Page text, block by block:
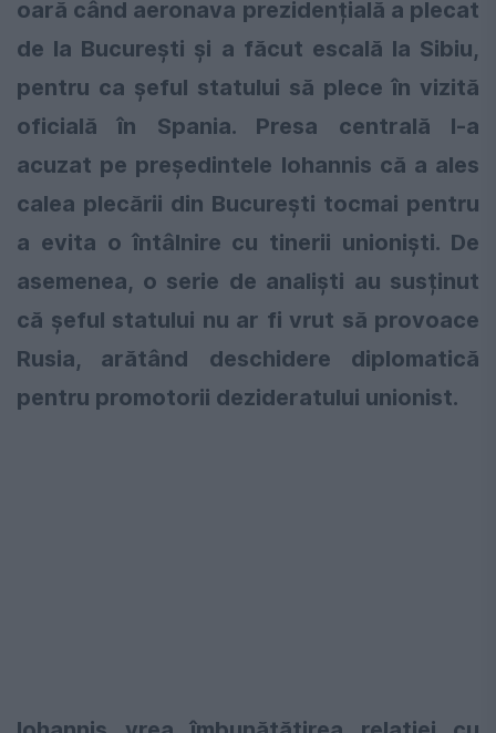
oară când aeronava prezidențială a plecat
de la București și a făcut escală la Sibiu,
pentru ca șeful statului să plece în vizită
oficială în Spania. Presa centrală l-a
acuzat pe președintele Iohannis că a ales
calea plecării din București tocmai pentru
a evita o întâlnire cu tinerii unioniști. De
asemenea, o serie de analiști au susținut
că șeful statului nu ar fi vrut să provoace
Rusia, arătând deschidere diplomatică
pentru promotorii dezideratului unionist.